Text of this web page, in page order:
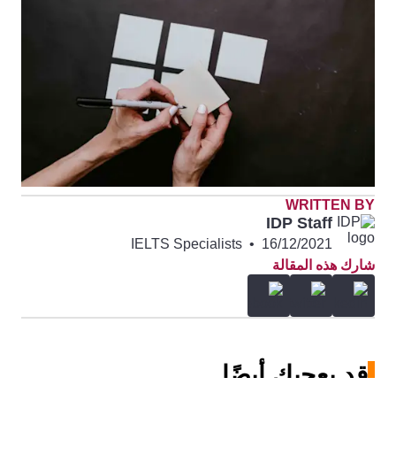
WRITTEN BY
IDP Staff
16/12/2021
•
IELTS Specialists
شارك هذه المقالة
قد يعجبك أيضًا...